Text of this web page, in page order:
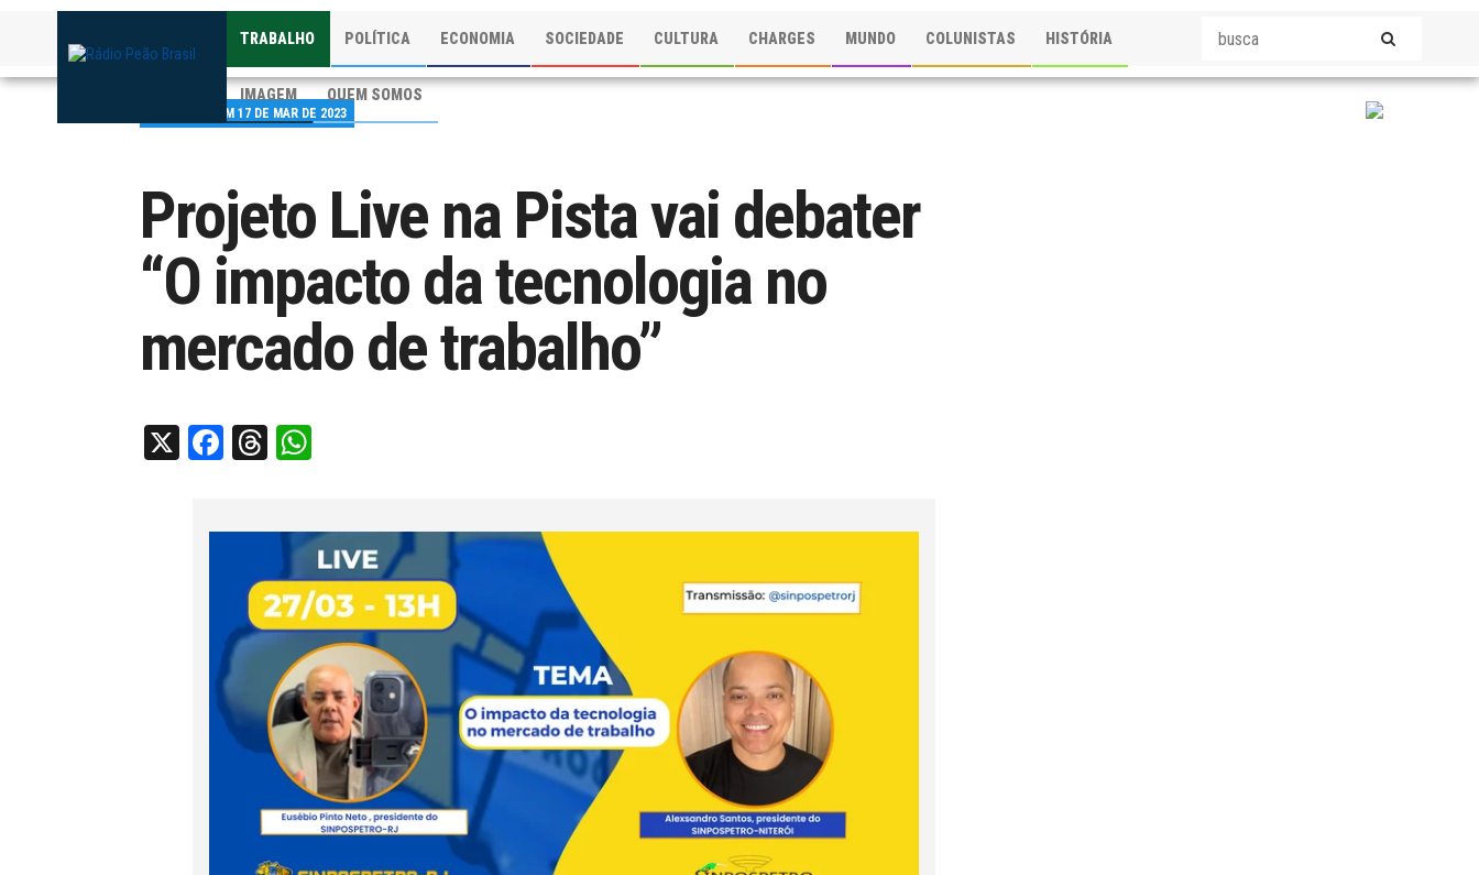
TRABALHO POLÍTICA ECONOMIA SOCIEDADE CULTURA CHARGES MUNDO COLUNISTAS HISTÓRIA
IMAGEM QUEM SOMOS
PUBLICADO EM 17 DE MAR DE 2023
Projeto Live na Pista vai debater
“O impacto da tecnologia no
mercado de trabalho”
X Facebook
Threads